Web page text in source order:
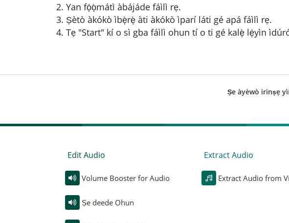
Yan fọ́ọ̀mátì àbájáde fáìlì rẹ.
Ṣètò àkókò ìbẹ̀rẹ̀ àti àkókò ìparí láti gé apá fáìlì rẹ.
Tẹ "Start" kí o sì gba fáìlì ohun tí o ti gé kalẹ̀ lẹ́yìn
Ṣe àyèwò irinṣẹ
Edit Audio
Volume Booster for Audio
Ṣe deede Ohun
Extract Audio
Extract Audio from